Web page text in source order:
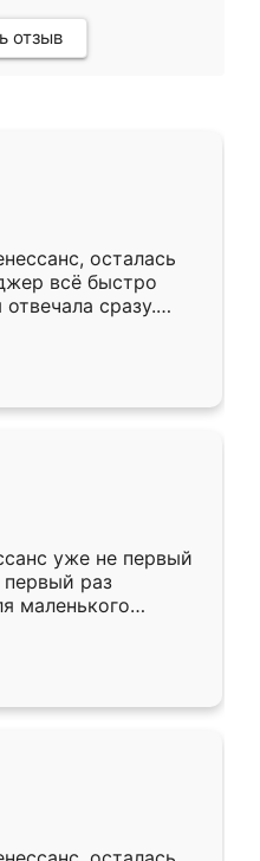
отзыв
осталась
всё быстро
сразу.
подошёл к
Собрали
аккуратно, даже
уже не первый
раз
маленького
,во второй раз
очень
быстрая,
разнообразный.
потребуется из
только здесь.